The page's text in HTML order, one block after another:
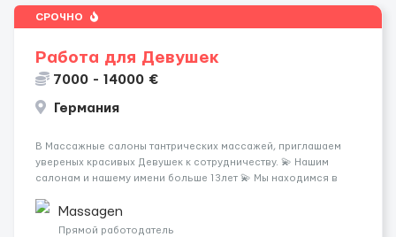
СРОЧНО
Работа для Девушек
7000 - 14000 €
Германия
В Массажные салоны тантрических массажей, приглашаем
увереных красивых Девушек к сотрудничеству. 💫 Нашим
салонам и нашему имени больше 13лет 💫 Мы находимся в
заработная плата 💚Мы гарантируем Наличие работы. Поток 💝
incall / Out...
Massagen
Прямой работодатель